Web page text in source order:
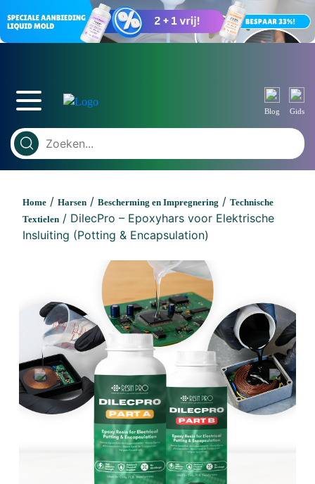
Blog Gids
Home / Harsen / Bescherming en Impregnering / Technische
Textielen / DilecPro – Epoxyhars voor Elektrische
Insluiting (Potting & Encapsulation)
Previous Next